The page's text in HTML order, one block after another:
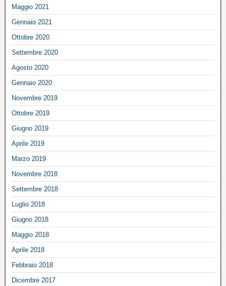
Maggio 2021
Gennaio 2021
Ottobre 2020
Settembre 2020
Agosto 2020
Gennaio 2020
Novembre 2019
Ottobre 2019
Giugno 2019
Aprile 2019
Marzo 2019
Novembre 2018
Settembre 2018
Luglio 2018
Giugno 2018
Maggio 2018
Aprile 2018
Febbraio 2018
Dicembre 2017